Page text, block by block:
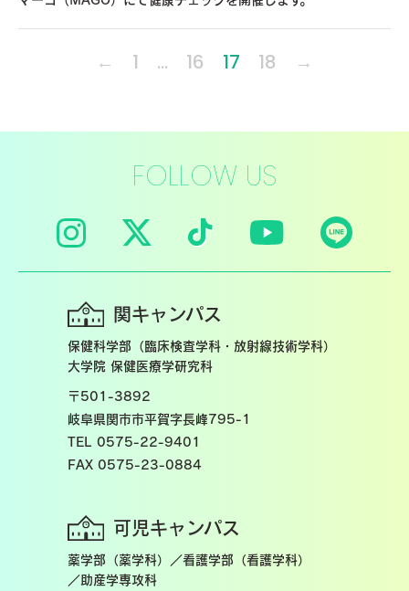
← 1 … 16 17 18 →
FOLLOW US
関キャンパス
保健科学部（臨床検査学科・放射線技術学科）
大学院 保健医療学研究科
〒501-3892
岐阜県関市市平賀字長峰795-1
TEL 0575-22-9401
FAX 0575-23-0884
可児キャンパス
薬学部（薬学科）／看護学部（看護学科）
／助産学専攻科